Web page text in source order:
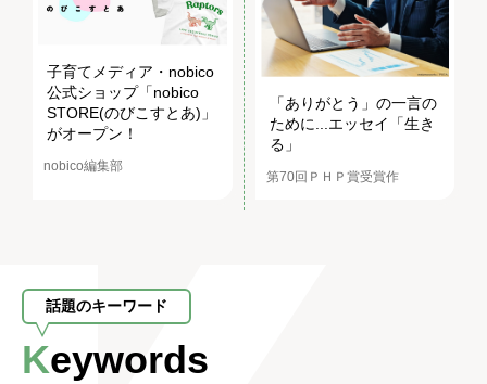
子育てメディア・nobico
公式ショップ「nobico
STORE(のびこすとあ)」
がオープン！
nobico編集部
「ありがとう」の一言の
ために...エッセイ「生き
る」
第70回ＰＨＰ賞受賞作
話題のキーワード
Keywords